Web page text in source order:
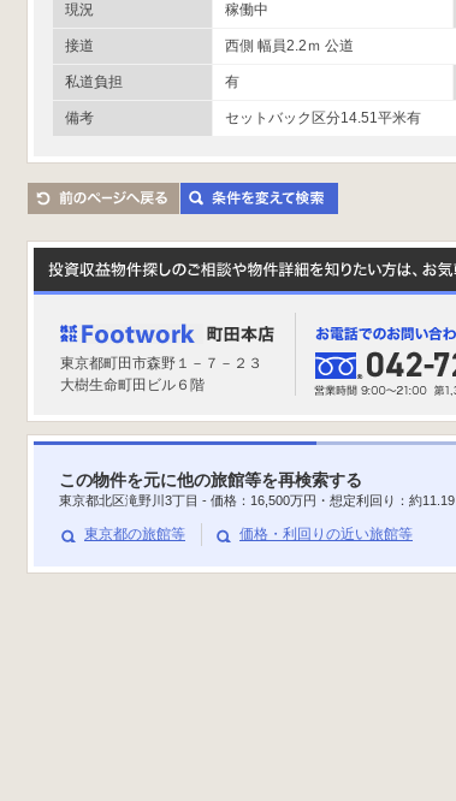
現況 稼働中
接道 西側 幅員2.2ｍ 公道
私道負担 有
備考 セットバック区分14.51平米有
東京都町田市森野１－７－２３
大樹生命町田ビル６階
この物件を元に他の旅館等を再検索する
東京都北区滝野川3丁目 - 価格： 16,500万円・想定利回り：約11.19
東京都の旅館等 価格・利回りの近い旅館等